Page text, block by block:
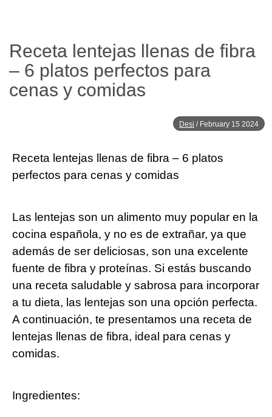
Receta lentejas llenas de fibra
– 6 platos perfectos para
cenas y comidas
Desi / February 15 2024
Receta lentejas⁤ llenas de fibra – 6 platos
perfectos para cenas y comidas
Las lentejas son un alimento muy popular en la
cocina española, y ‌no es de extrañar, ya que⁣
además​ de ser deliciosas, son una excelente
fuente ⁢de fibra y⁣ proteínas. Si estás buscando
⁣una receta saludable y sabrosa para incorporar
​a tu​ dieta, las lentejas son una opción perfecta.
A continuación,⁤ te presentamos una receta de
lentejas llenas de fibra, ideal para cenas y
comidas.
Ingredientes: